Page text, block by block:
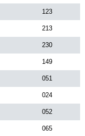
123
213
230
149
051
024
052
065